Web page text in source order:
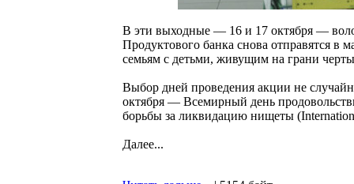
В эти выходные — 16 и 17 октября —
Продуктового банка снова отправятся
семьям с детьми, живущим на грани
Выбор дней проведения акции не
октября — Всемирный день
борьбы за ликвидацию нищеты
Далее...